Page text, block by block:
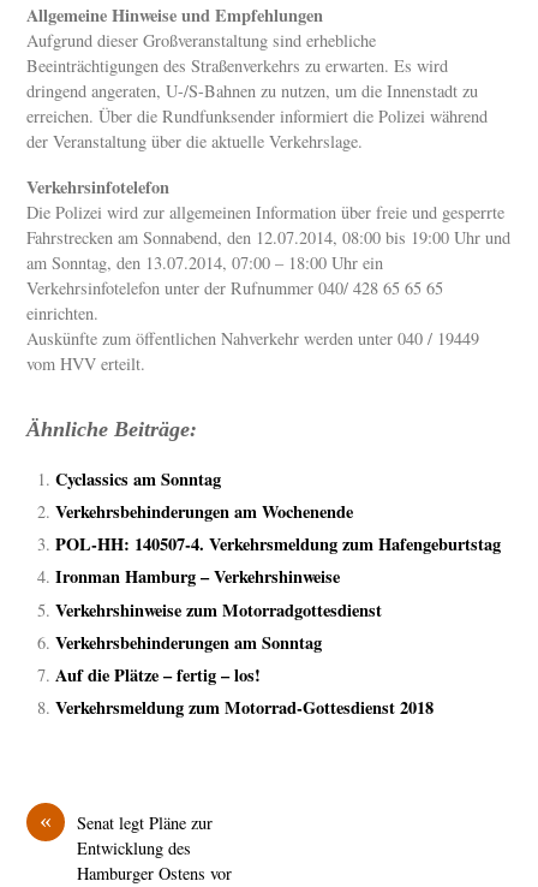
Allgemeine Hinweise und Empfehlungen
Aufgrund dieser Großveranstaltung sind erhebliche
Beeinträchtigungen des Straßenverkehrs zu erwarten. Es wird
dringend angeraten, U-/S-Bahnen zu nutzen, um die Innenstadt zu
erreichen. Über die Rundfunksender informiert die Polizei während
der Veranstaltung über die aktuelle Verkehrslage.
Verkehrsinfotelefon
Die Polizei wird zur allgemeinen Information über freie und gesperrte
Fahrstrecken am Sonnabend, den 12.07.2014, 08:00 bis 19:00 Uhr und
am Sonntag, den 13.07.2014, 07:00 – 18:00 Uhr ein
Verkehrsinfotelefon unter der Rufnummer 040/ 428 65 65 65
einrichten.
Auskünfte zum öffentlichen Nahverkehr werden unter 040 / 19449
vom HVV erteilt.
Ähnliche Beiträge:
Cyclassics am Sonntag
Verkehrsbehinderungen am Wochenende
POL-HH: 140507-4. Verkehrsmeldung zum Hafengeburtstag
Ironman Hamburg – Verkehrshinweise
Verkehrshinweise zum Motorradgottesdienst
Verkehrsbehinderungen am Sonntag
Auf die Plätze – fertig – los!
Verkehrsmeldung zum Motorrad-Gottesdienst 2018
«
Senat legt Pläne zur
Entwicklung des
Hamburger Ostens vor